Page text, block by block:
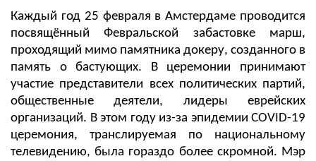
Каждый год 25 февраля в Амстердаме проводится
посвящённый Февральской забастовке марш,
проходящий мимо памятника докеру, созданного в
память о бастующих. В церемонии принимают
участие представители всех политических партий,
общественные деятели, лидеры еврейских
организаций. В этом году из-за эпидемии COVID-19
церемония, транслируемая по национальному
телевидению, была гораздо более скромной. Мэр